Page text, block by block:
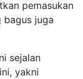
pemasukan
bagus juga
sejalan
yakni